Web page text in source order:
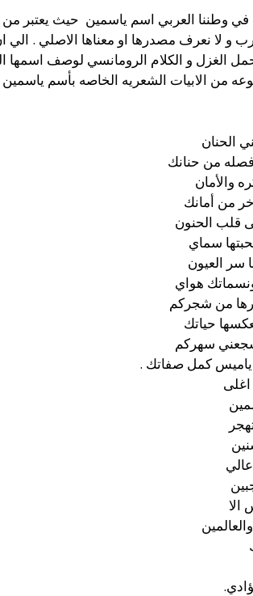
وطننا العربي اسم ياسمين حيث يعتبر من
و لا نعرف مصدرها او معناها الاصلي .
الغزل و الكلام الرومانسي لوصف
من الابيات الشعريه الخاصه بأسم ياسمين
الحنان
من حنانك
والأمان
من أمانك
قلب الحنون
سماي
سر العيون
هواي
من شجركم
حياتك
سهركم
كمل صفاتك .
اغلى
الا